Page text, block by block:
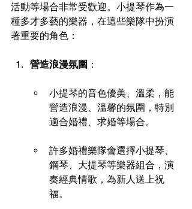
活動等場合非常受歡迎。小提琴作為一
種多才多藝的樂器，在這些樂隊中扮演
著重要的角色：
營造浪漫氛圍 ：
小提琴的音色優美、溫柔，能
營造浪漫、溫馨的氛圍，特別
適合婚禮、求婚等場合。
許多婚禮樂隊會選擇小提琴、
鋼琴、大提琴等樂器組合，演
奏經典情歌，為新人送上祝
福。